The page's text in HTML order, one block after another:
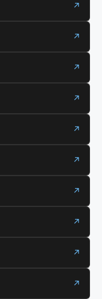
↗
↗
↗
↗
↗
↗
↗
↗
↗
↗